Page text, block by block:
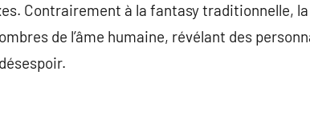
Contrairement à la fantasy traditionnelle,
de l’âme humaine, révélant des